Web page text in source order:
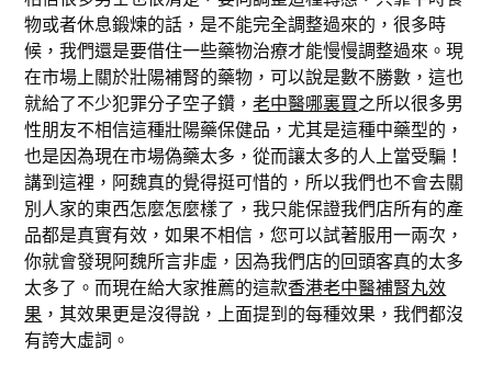
物或者休息鍛煉的話，是不能完全調整過來的，很多時
候，我們還是要借住一些藥物治療才能慢慢調整過來。現
在市場上關於壯陽補腎的藥物，可以說是數不勝數，這也
就給了不少犯罪分子空子鑽，老中醫哪裏買之所以很多男
性朋友不相信這種壯陽藥保健品，尤其是這種中藥型的，
也是因為現在市場偽藥太多，從而讓太多的人上當受騙！
講到這裡，阿魏真的覺得挺可惜的，所以我們也不會去關
別人家的東西怎麼怎麼樣了，我只能保證我們店所有的產
品都是真實有效，如果不相信，您可以試著服用一兩次，
你就會發現阿魏所言非虛，因為我們店的回頭客真的太多
太多了。而現在給大家推薦的這款香港老中醫補腎丸效
果 ，其效果更是沒得說，上面提到的每種效果，我們都沒
有誇大虛詞。